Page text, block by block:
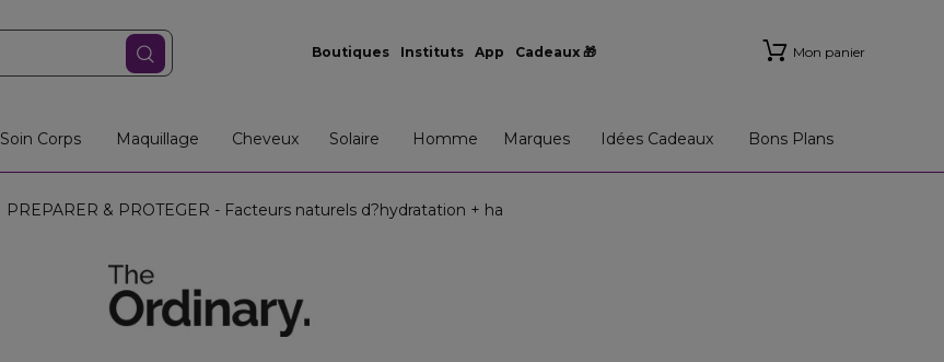
Boutiques Instituts App Cadeaux 🎁 Mon panier
Soin Corps Maquillage Cheveux Solaire Homme Marques Idées Cadeaux Bons Plans
PREPARER & PROTEGER - Facteurs naturels d?hydratation + ha